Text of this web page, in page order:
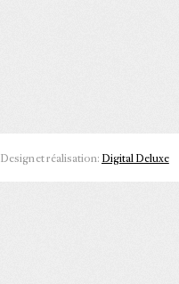
Design et réalisation: Digital Deluxe